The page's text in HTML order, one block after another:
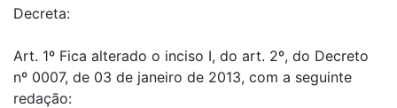
Decreta:
Art. 1º Fica alterado o inciso I, do art. 2º, do Decreto
nº 0007, de 03 de janeiro de 2013, com a seguinte
redação: